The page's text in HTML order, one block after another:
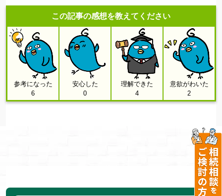
この記事の感想を教えてください
参考になった
6
安心した
0
理解できた
4
意欲がわいた
2